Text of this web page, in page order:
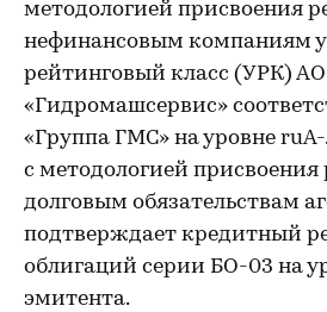
методологией присвоения
нефинансовым компаниям
рейтинговый класс (УРК) АО
«Гидромашсервис»
«Группа ГМС» на уровне
с методологией присвоения
долговым обязательствам
подтверждает кредитный
облигаций серии БО-03 на
эмитента.